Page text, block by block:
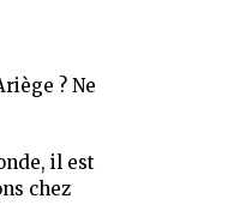
? Ne
il est
chez